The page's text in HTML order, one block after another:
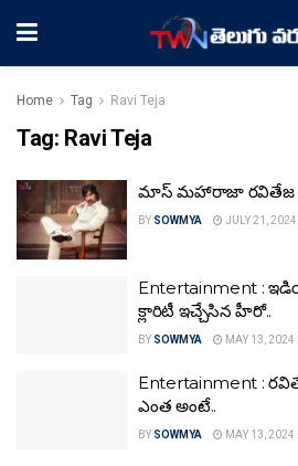
Home Tag Ravi Teja
Tag: Ravi Teja
మాస్ మహారాజా రవితేజ
BY SOWMYA JULY 21, 2024
Entertainment :
క్లారిటీ ఇచ్చేసిన హీరో..
BY SOWMYA MAY 13, 2024
Entertainment :
ఎంత అంటే..
BY SOWMYA MAY 13, 2024